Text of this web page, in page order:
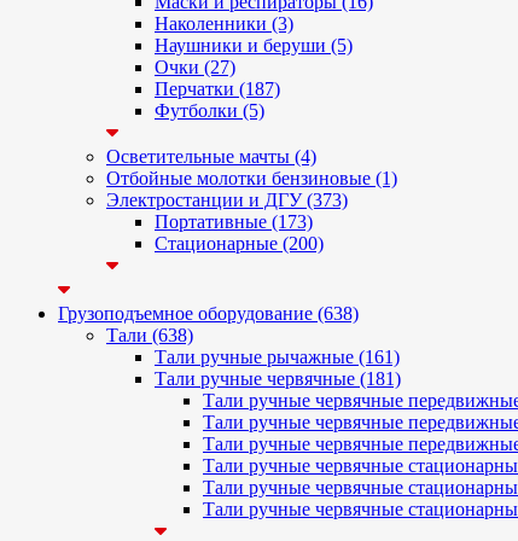
Наколенники (3)
Наушники и беруши (5)
Очки (27)
Перчатки (187)
Футболки (5)
Осветительные мачты (4)
Отбойные молотки бензиновые (1)
Электростанции и ДГУ (373)
Портативные (173)
Стационарные (200)
Грузоподъемное оборудование (638)
Тали (638)
Тали ручные рычажные (161)
Тали ручные червячные (181)
Тали ручные червячные
Тали ручные червячные
Тали ручные червячные
Тали ручные червячные
Тали ручные червячные
Тали ручные червячные